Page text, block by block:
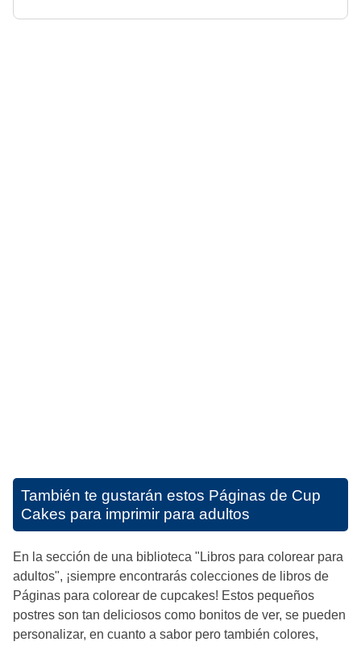
También te gustarán estos Páginas de Cup
Cakes para imprimir para adultos
En la sección de una biblioteca "Libros para colorear para
adultos", ¡siempre encontrarás colecciones de libros de
Páginas para colorear de cupcakes! Estos pequeños
postres son tan deliciosos como bonitos de ver, se pueden
personalizar, en cuanto a sabor pero también colores,